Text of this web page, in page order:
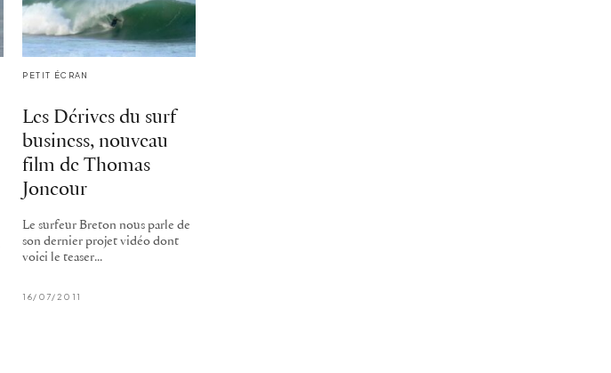
PETIT ÉCRAN
Les Dérives du surf
business, nouveau
film de Thomas
Joncour
Le surfeur Breton nous parle de
son dernier projet vidéo dont
voici le teaser...
16/07/2011